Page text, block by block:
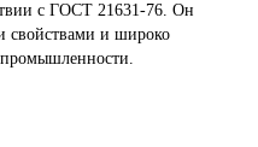
с ГОСТ 21631-76. Он
свойствами и широко
промышленности.